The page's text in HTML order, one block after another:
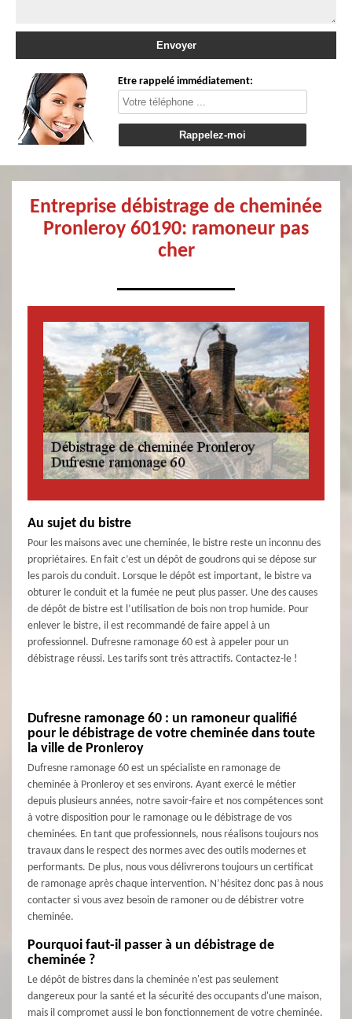
Etre rappelé immédiatement:
Entreprise débistrage de cheminée
Pronleroy 60190: ramoneur pas
cher
Au sujet du bistre
Pour les maisons avec une cheminée, le bistre reste un inconnu des
propriétaires. En fait c’est un dépôt de goudrons qui se dépose sur
les parois du conduit. Lorsque le dépôt est important, le bistre va
obturer le conduit et la fumée ne peut plus passer. Une des causes
de dépôt de bistre est l’utilisation de bois non trop humide. Pour
enlever le bistre, il est recommandé de faire appel à un
professionnel. Dufresne ramonage 60 est à appeler pour un
débistrage réussi. Les tarifs sont très attractifs. Contactez-le !
Dufresne ramonage 60 : un ramoneur qualifié
pour le débistrage de votre cheminée dans toute
la ville de Pronleroy
Dufresne ramonage 60 est un spécialiste en ramonage de
cheminée à Pronleroy et ses environs. Ayant exercé le métier
depuis plusieurs années, notre savoir-faire et nos compétences sont
à votre disposition pour le ramonage ou le débistrage de vos
cheminées. En tant que professionnels, nous réalisons toujours nos
travaux dans le respect des normes avec des outils modernes et
performants. De plus, nous vous délivrerons toujours un certificat
de ramonage après chaque intervention. N’hésitez donc pas à nous
contacter si vous avez besoin de ramoner ou de débistrer votre
cheminée.
Pourquoi faut-il passer à un débistrage de
cheminée ?
Le dépôt de bistres dans la cheminée n'est pas seulement
dangereux pour la santé et la sécurité des occupants d'une maison,
mais il compromet aussi le bon fonctionnement de votre cheminée.